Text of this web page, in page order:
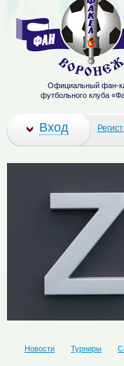
Официальный фан-
футбольного клуба
Вход
Новости Турниры